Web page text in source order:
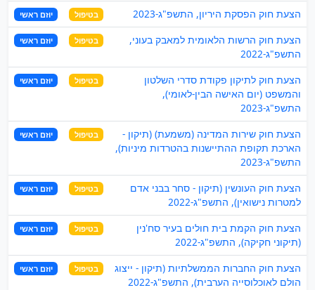
הצעת חוק הפסקת היריון, התשפ"ג-2023 בטיפול יוזם ראשי
הצעת חוק הרשות הלאומית למאבק בעוני,
התשפ"ג-2022
בטיפול יוזם ראשי
הצעת חוק לתיקון פקודת סדרי השלטון
והמשפט (יום האישה הבין-לאומי),
התשפ"ג-2023
בטיפול יוזם ראשי
הצעת חוק שירות המדינה (משמעת) (תיקון -
הארכת תקופת ההתיישנות בהטרדות מיניות),
התשפ"ג-2023
בטיפול יוזם ראשי
הצעת חוק העונשין (תיקון - סחר בבני אדם
למטרות נישואין), התשפ"ג-2022
בטיפול יוזם ראשי
הצעת חוק הקמת בית חולים בעיר סח'נין
(תיקוני חקיקה), התשפ"ג-2022
בטיפול יוזם ראשי
הצעת חוק החברות הממשלתיות (תיקון - ייצוג
הולם לאוכלוסייה הערבית), התשפ"ג-2022
בטיפול יוזם ראשי